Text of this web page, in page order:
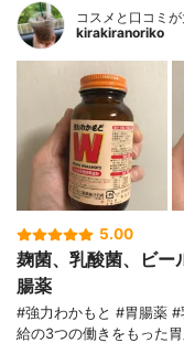
コスメと口コミ
kirakiranoriko
5.00
麹菌、乳酸菌、ビー
腸薬
#強力わかもと #胃腸薬
給の3つの働きをもった